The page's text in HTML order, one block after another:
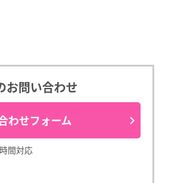
お問い合わせ
わせフォーム
間対応